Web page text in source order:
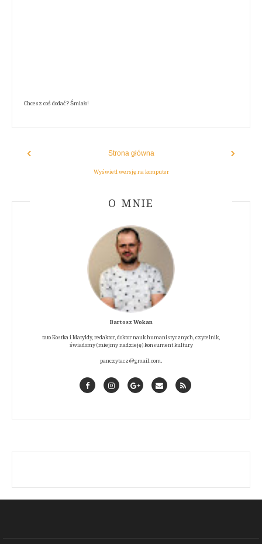
Chcesz coś dodać? Śmiało!
‹ ›
Strona główna
Wyświetl wersję na komputer
ABOUT AUTHOR
O MNIE
Bartosz Wokan
tato Kostka i Matyldy, redaktor, doktor nauk humanistycznych, czytelnik,
świadomy (miejmy nadzieję) konsument kultury
panczytacz@gmail.com.
FacebookInstagramGooglePlus
ContactRSS